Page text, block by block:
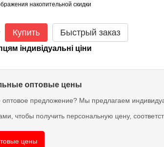
накопительной скидки
Купить Быстрый заказ
індивідуальні ціни
оптовые цены
предложение? Мы предлагаем
чтобы получить персональную цену,
цены